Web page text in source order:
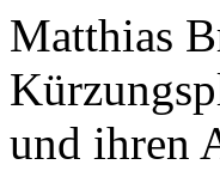
Matthias
und ihren